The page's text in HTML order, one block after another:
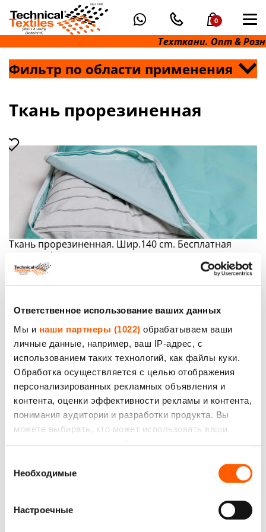
Ответственное использование ваших данных
Мы и наши партнеры (1022) обрабатываем ваши
личные данные, например, ваш IP-адрес, с
использованием таких технологий, как файлы куки.
Обработка осуществляется с целью отображения
персонализированных рекламных объявления и
контента, оценки эффективности рекламы и контента,
понимания аудитории и разработки продукта. Вы
можете выбирать, кто может использовать ваши
Если вы разрешите, мы также хотели бы:
географическом местоположении с возможной
точностью до нескольких метров
согласия
Необходимые
Настроечные
0
Техткани. Опт &
Фильтр по области применения
Ткань прорезиненная
Ткань прорезиненная. Шир.140 cm. Бесплатная
доставка!
Цена до: 18.00€ *
Ткань прорезиненная, темно зеленого цвета.
Шир.150 cm. Бесплатная доставка
Цена до: 20.00€ *
Прорезиненные ткани
— это текстильные изделия,